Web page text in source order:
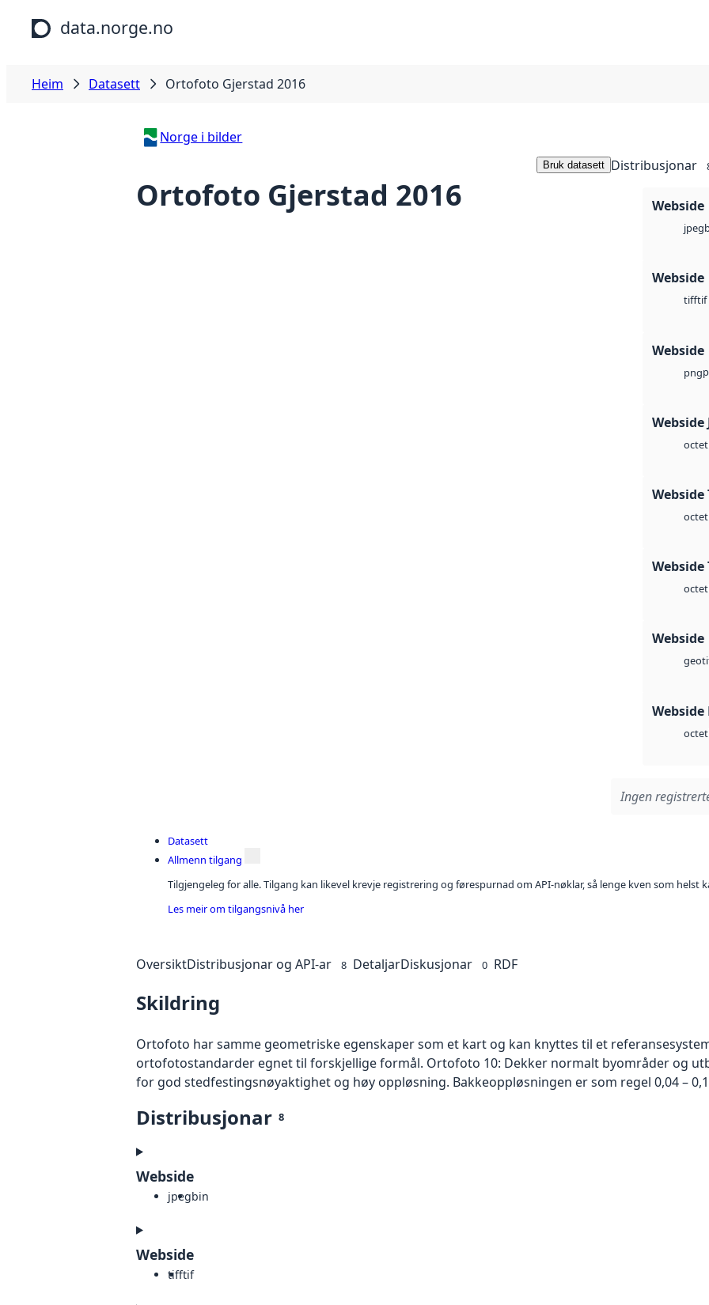
Hopp til hovudinnhald
data.norge.no
Heim Datasett Ortofoto Gjerstad 2016
Norge i bilder
Ortofoto Gjerstad 2016
Bruk datasett Distribusjonar
Webside
jpeg
Webside
tifftif
Webside
png
Webside
octet
Webside
octet
Webside
octet
Webside
Webside
octet
Ingen
Datasett
Allmenn tilgang
Tilgjengeleg for alle. Tilgang kan likevel krevje registrering og førespurnad om API-nøklar, så lenge kven som helst
Les meir om tilgangsnivå her
OversiktDistribusjonar og API-ar 8 DetaljarDiskusjonar 0 RDF
Skildring
Ortofoto har samme geometriske egenskaper som et kart og kan knyttes til et
ortofotostandarder egnet til forskjellige formål. Ortofoto 10: Dekker normalt byområder og
for god stedfestingsnøyaktighet og høy oppløsning. Bakkeoppløsningen er som regel 0,04 –
Distribusjonar 8
Webside
jpegbin
Webside
tifftif